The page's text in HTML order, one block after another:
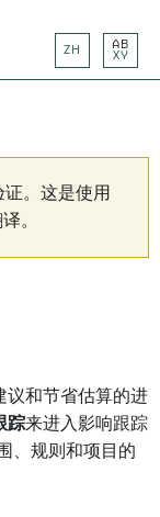
ZH
AB
XY
。这是使用
。
议和节省估算的进
踪来进入影响跟踪
、规则和项目的